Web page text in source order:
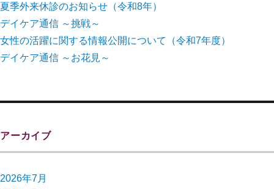
夏季外来休診のお知らせ（令和8年）
デイケア通信 ～挑戦～
女性の活躍に関する情報公開について（令和7年度）
デイケア通信 ～お花見～
アーカイブ
2026年7月